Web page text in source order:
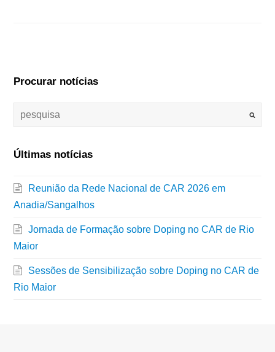
Procurar notícias
Últimas notícias
Reunião da Rede Nacional de CAR 2026 em
Anadia/Sangalhos
Jornada de Formação sobre Doping no CAR de Rio
Maior
Sessões de Sensibilização sobre Doping no CAR de
Rio Maior